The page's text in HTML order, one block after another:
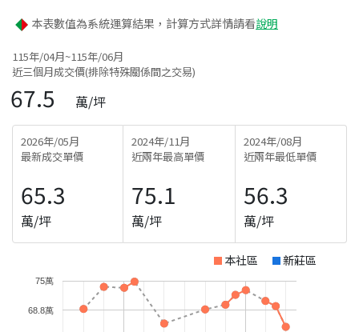
本表數值為系統運算結果，計算方式詳情請看說明
115年/04月~115年/06月
近三個月成交價(排除特殊關係間之交易)
67.5 萬/坪
2026年/05月
最新成交單價
65.3
萬/坪
2024年/11月
近兩年最高單價
75.1
萬/坪
2024年/08月
近兩年最低單價
56.3
萬/坪
本社區 新莊區
68.8萬
75萬